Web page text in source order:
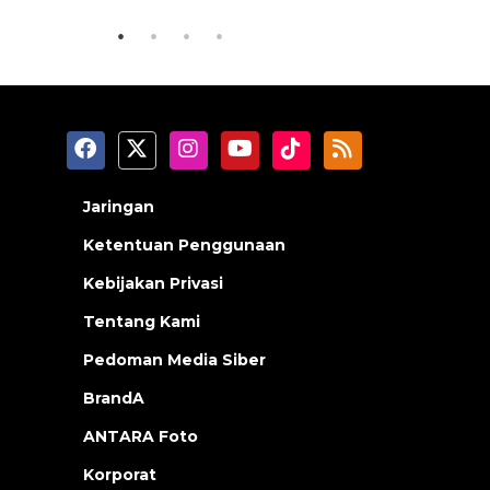
Jaringan
Ketentuan Penggunaan
Kebijakan Privasi
Tentang Kami
Pedoman Media Siber
BrandA
ANTARA Foto
Korporat